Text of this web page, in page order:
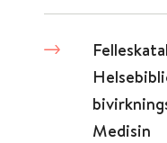
Medisin